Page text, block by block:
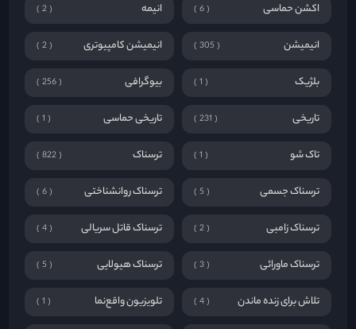
اکشن حماسی 6 انیمه 2
انیمیشن 305 انیمیشن کامپیوتری 2
بلژیک 1 بیوگرافی 256
تاریخی 231 تاریخی حماسی 1
تاک شو 1 ترسناک 822
ترسناک جسمی 5 ترسناک روانشناختی 6
ترسناک زامبی 2 ترسناک قاتل سریالی 4
ترسناک ماورائی 3 ترسناک هیولایی 5
تلاش برای زنده ماندن 4 تلویزیون واقع‌نما 1